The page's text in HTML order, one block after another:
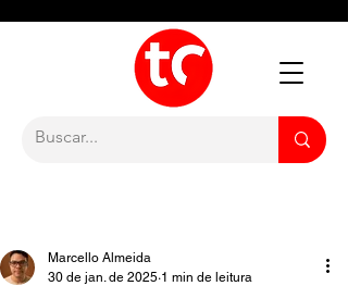
Marcello Almeida
30 de jan. de 2025 1 min de leitura